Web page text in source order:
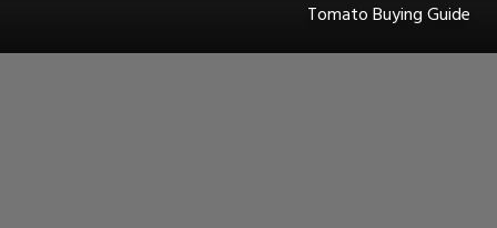
Tomato Buying Guide